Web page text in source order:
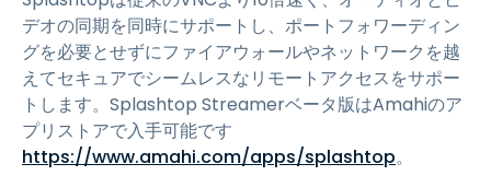
デオの同期を同時にサポートし、ポートフォワーディン
グを必要とせずにファイアウォールやネットワークを越
えてセキュアでシームレスなリモートアクセスをサポー
トします。Splashtop Streamerベータ版はAmahiのア
プリストアで入手可能です
https://www.amahi.com/apps/splashtop。